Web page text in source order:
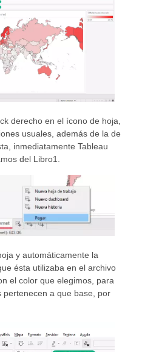
derecho en el ícono de hoja,
usuales, además de la de
inmediatamente Tableau
del Libro1.
y automáticamente la
ésta utilizaba en el archivo
el color que elegimos, para
pertenecen a que base, por